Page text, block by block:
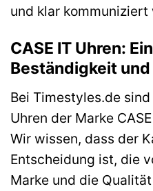
und klar kommuniziert
CASE IT Uhren:
Beständigkeit
Bei Timestyles.de
Uhren der Marke
Wir wissen, dass der
Entscheidung ist, die
Marke und die